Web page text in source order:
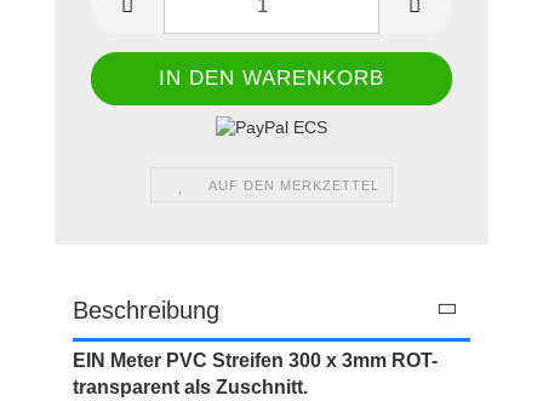
AUF DEN MERKZETTEL
Beschreibung
EIN Meter PVC Streifen 300 x 3mm ROT-
transparent als Zuschnitt.